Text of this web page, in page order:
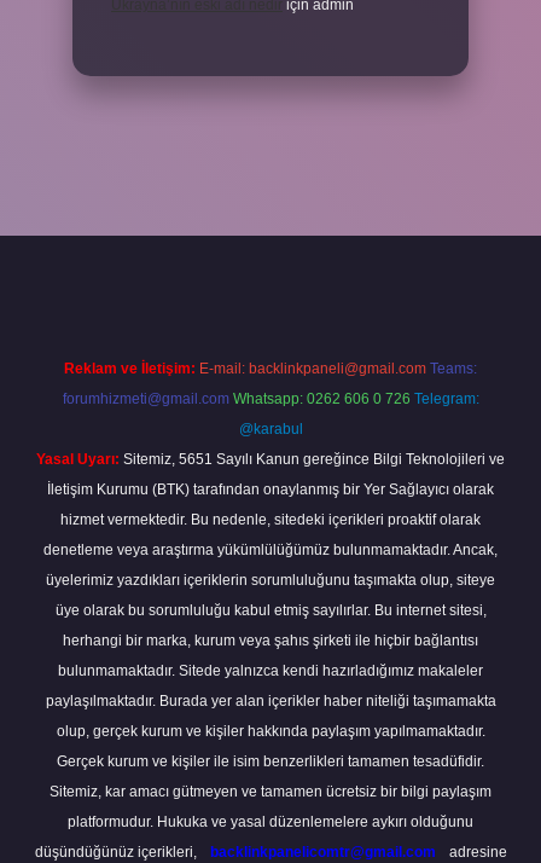
için admin
Reklam ve İletişim: E-mail: backlinkpaneli@gmail.com Teams:
forumhizmeti@gmail.com Whatsapp: 0262 606 0 726 Telegram:
@karabul
Yasal Uyarı: Sitemiz, 5651 Sayılı Kanun gereğince Bilgi Teknolojileri ve
İletişim Kurumu (BTK) tarafından onaylanmış bir Yer Sağlayıcı olarak
hizmet vermektedir. Bu nedenle, sitedeki içerikleri proaktif olarak
denetleme veya araştırma yükümlülüğümüz bulunmamaktadır. Ancak,
üyelerimiz yazdıkları içeriklerin sorumluluğunu taşımakta olup, siteye
üye olarak bu sorumluluğu kabul etmiş sayılırlar. Bu internet sitesi,
herhangi bir marka, kurum veya şahıs şirketi ile hiçbir bağlantısı
bulunmamaktadır. Sitede yalnızca kendi hazırladığımız makaleler
paylaşılmaktadır. Burada yer alan içerikler haber niteliği taşımamakta
olup, gerçek kurum ve kişiler hakkında paylaşım yapılmamaktadır.
Gerçek kurum ve kişiler ile isim benzerlikleri tamamen tesadüfidir.
Sitemiz, kar amacı gütmeyen ve tamamen ücretsiz bir bilgi paylaşım
platformudur. Hukuka ve yasal düzenlemelere aykırı olduğunu
düşündüğünüz içerikleri,
backlinkpanelicomtr@gmail.com adresine